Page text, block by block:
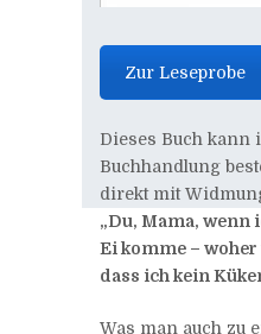
Zur Leseprobe
Dieses Buch kann
Buchhandlung
direkt mit
„Du, Mama, wenn
Ei komme –
dass ich kein
Was man auch zu